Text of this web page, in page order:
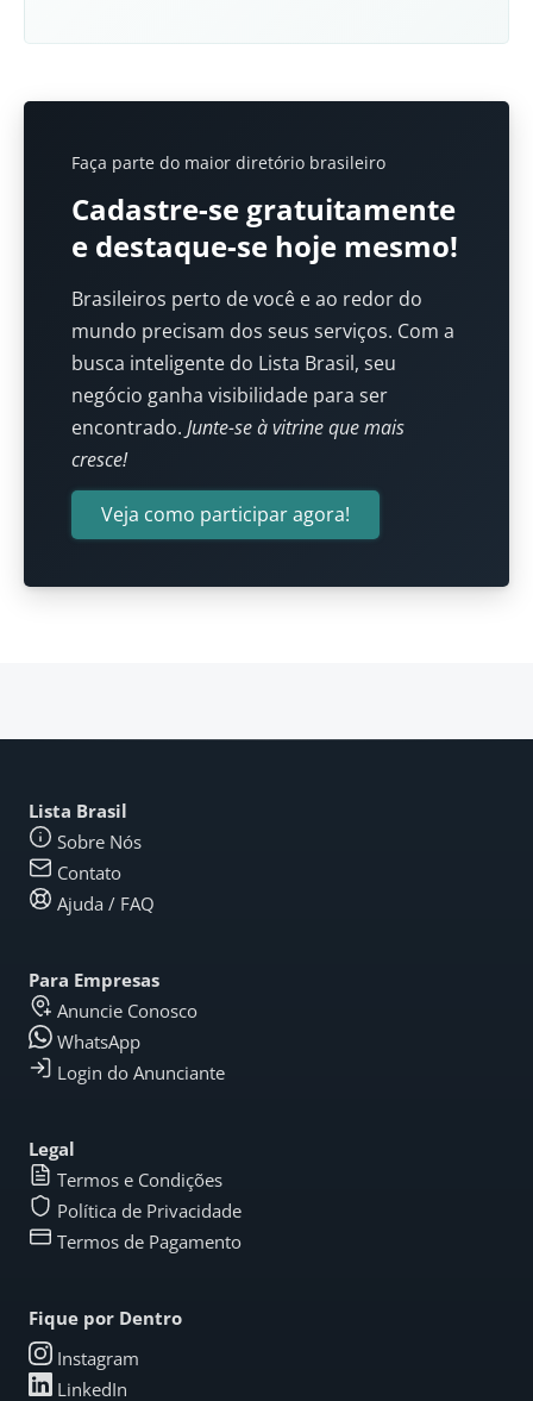
Faça parte do maior diretório brasileiro
Cadastre-se gratuitamente
e destaque-se hoje mesmo!
Brasileiros perto de você e ao redor do
mundo precisam dos seus serviços. Com a
busca inteligente do Lista Brasil, seu
negócio ganha visibilidade para ser
encontrado. Junte-se à vitrine que mais
cresce!
Veja como participar agora!
Lista Brasil
Sobre Nós
Contato
Ajuda / FAQ
Para Empresas
Anuncie Conosco
WhatsApp
Login do Anunciante
Legal
Termos e Condições
Política de Privacidade
Termos de Pagamento
Fique por Dentro
Instagram
LinkedIn